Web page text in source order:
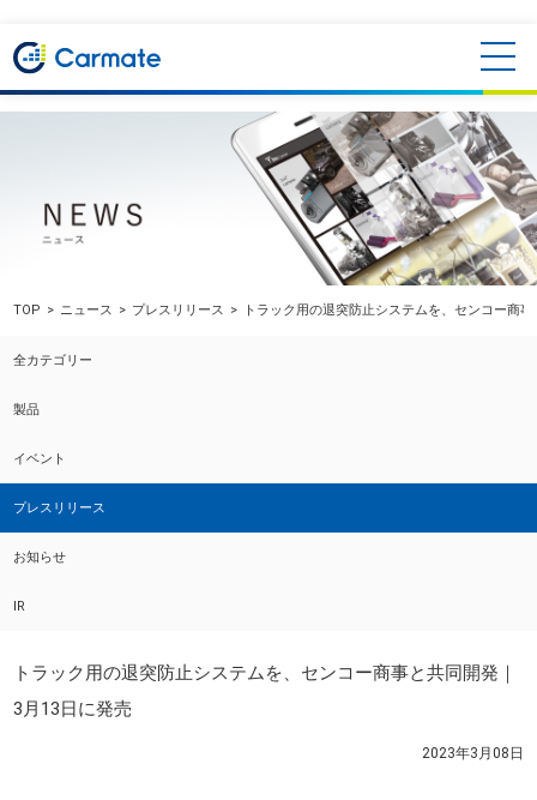
TOP ニュース プレスリリース トラック用の退突防止システムを、センコー商
全カテゴリー
製品
イベント
プレスリリース
お知らせ
IR
トラック用の退突防止システムを、センコー商事と共同開発｜
3月13日に発売
2023年3月08日